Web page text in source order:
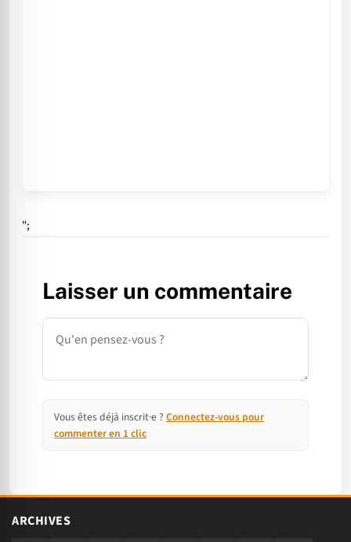
";
Laisser un commentaire
Commentaire
Vous êtes déjà inscrit·e ? Connectez-vous pour
commenter en 1 clic
ARCHIVES